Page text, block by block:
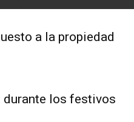
a la propiedad
durante los festivos